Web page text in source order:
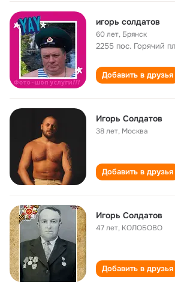
игорь солдатов
60 лет, Брянск
2255 пос. Горячий
Добавить в друзья
Игорь Солдатов
38 лет, Москва
Добавить в друзья
Игорь Солдатов
47 лет, КОЛОБОВО
Добавить в друзья